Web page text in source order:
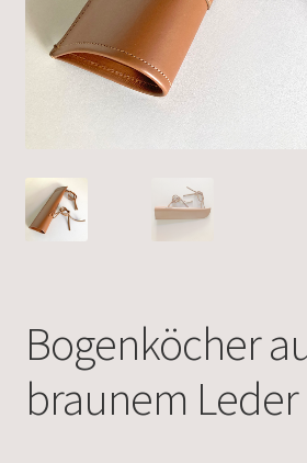
Bogenköcher
braunem Leder